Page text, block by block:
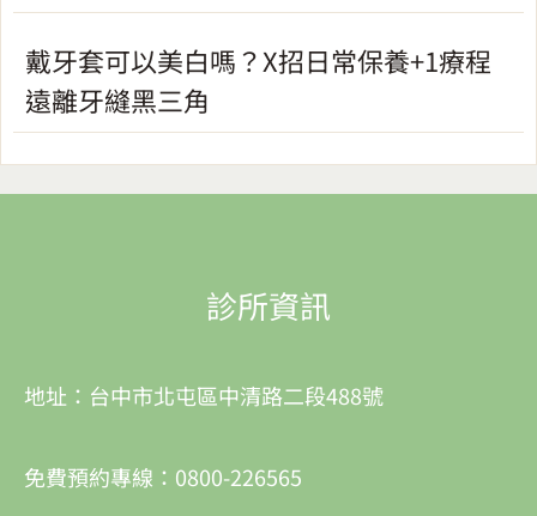
戴牙套可以美白嗎？X招日常保養+1療程
遠離牙縫黑三角
診所資訊
地址：台中市北屯區中清路二段488號
免費預約專線：0800-226565